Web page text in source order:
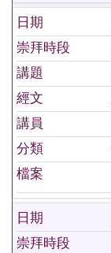
日期
崇拜時段
講題
經文
講員
分類
檔案
日期
崇拜時段